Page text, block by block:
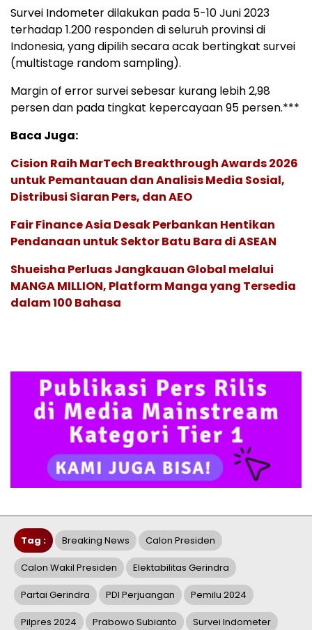
Survei Indometer dilakukan pada 5-10 Juni 2023
terhadap 1.200 responden di seluruh provinsi di
Indonesia, yang dipilih secara acak bertingkat survei
(multistage random sampling).
Margin of error survei sebesar kurang lebih 2,98
persen dan pada tingkat kepercayaan 95 persen.***
Baca Juga:
Cision Raih MarTech Breakthrough Awards 2026
untuk Pemantauan dan Analisis Media Sosial,
Distribusi Siaran Pers, dan AEO
Fair Finance Asia Desak Perbankan Hentikan
Pendanaan untuk Sektor Batu Bara di ASEAN
Shueisha Perluas Jangkauan Global melalui
MANGA MILLION, Platform Manga yang Tersedia
dalam 100 Bahasa
Tag : Breaking News Calon Presiden
Calon Wakil Presiden Elektabilitas Gerindra
Partai Gerindra PDI Perjuangan Pemilu 2024
Pilpres 2024 Prabowo Subianto Survei Indometer